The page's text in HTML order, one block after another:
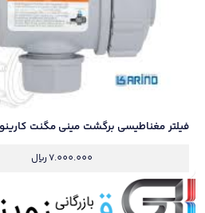
فیلتر مغناطیسی برگشت مینی مگنت
7.000.000ریال